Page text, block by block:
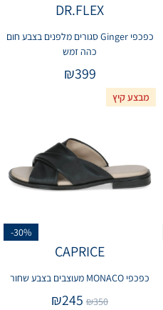
DR.FLEX
כפכפי Ginger סגורים מלפנים בצבע חום
כהה זמש
₪399
מבצע קיץ
-30%
CAPRICE
כפכפי MONACO מעוצבים בצבע שחור
₪350
₪245